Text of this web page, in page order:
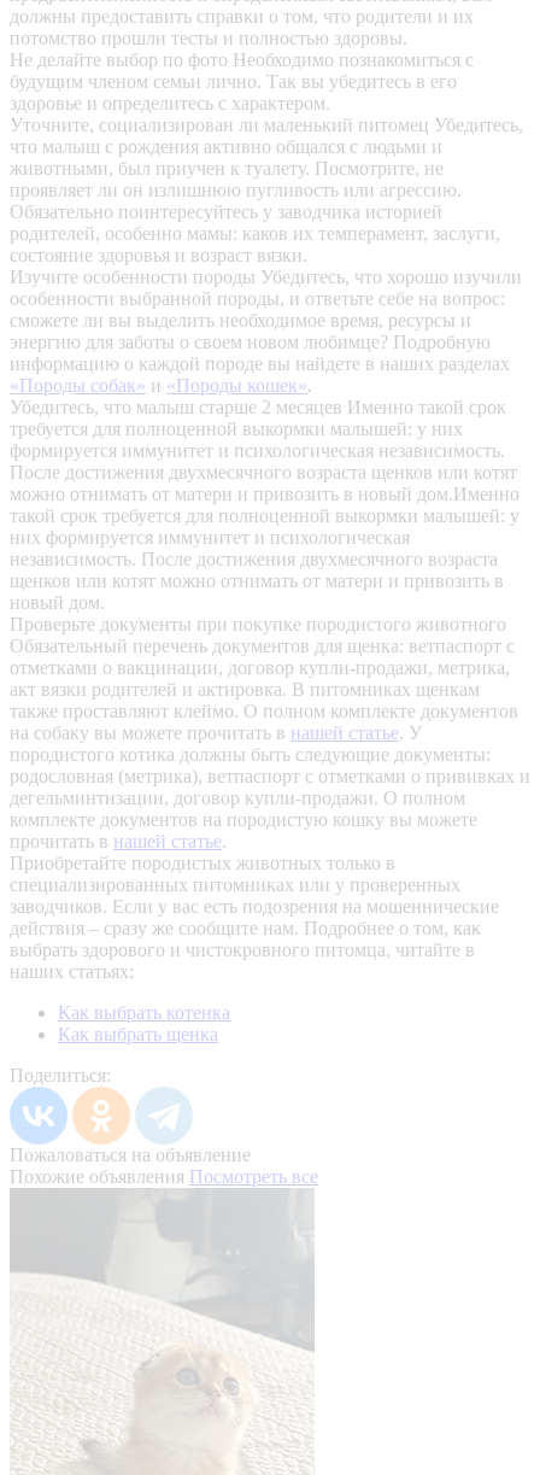
должны предоставить справки о том, что родители и их
потомство прошли тесты и полностью здоровы.
Не делайте выбор по фото Необходимо познакомиться с
будущим членом семьи лично. Так вы убедитесь в его
здоровье и определитесь с характером.
Уточните, социализирован ли маленький питомец Убедитесь,
что малыш с рождения активно общался с людьми и
животными, был приучен к туалету. Посмотрите, не
проявляет ли он излишнюю пугливость или агрессию.
Обязательно поинтересуйтесь у заводчика историей
родителей, особенно мамы: каков их темперамент, заслуги,
состояние здоровья и возраст вязки.
Изучите особенности породы Убедитесь, что хорошо изучили
особенности выбранной породы, и ответьте себе на вопрос:
сможете ли вы выделить необходимое время, ресурсы и
энергию для заботы о своем новом любимце? Подробную
информацию о каждой породе вы найдете в наших разделах
«Породы собак» и «Породы кошек».
Убедитесь, что малыш старше 2 месяцев Именно такой срок
требуется для полноценной выкормки малышей: у них
формируется иммунитет и психологическая независимость.
После достижения двухмесячного возраста щенков или котят
можно отнимать от матери и привозить в новый дом.Именно
такой срок требуется для полноценной выкормки малышей: у
них формируется иммунитет и психологическая
независимость. После достижения двухмесячного возраста
щенков или котят можно отнимать от матери и привозить в
новый дом.
Проверьте документы при покупке породистого животного
Обязательный перечень документов для щенка: ветпаспорт с
отметками о вакцинации, договор купли-продажи, метрика,
акт вязки родителей и актировка. В питомниках щенкам
также проставляют клеймо. О полном комплекте документов
на собаку вы можете прочитать в нашей статье. У
породистого котика должны быть следующие документы:
родословная (метрика), ветпаспорт с отметками о прививках и
дегельминтизации, договор купли-продажи. О полном
комплекте документов на породистую кошку вы можете
прочитать в нашей статье.
Приобретайте породистых животных только в
специализированных питомниках или у проверенных
заводчиков. Если у вас есть подозрения на мошеннические
действия – сразу же сообщите нам. Подробнее о том, как
выбрать здорового и чистокровного питомца, читайте в
наших статьях:
Как выбрать котенка
Как выбрать щенка
Поделиться:
Пожаловаться на объявление
Похожие объявления Посмотреть все